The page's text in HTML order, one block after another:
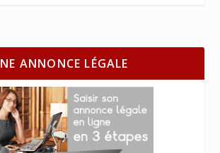
ANNONCE LÉGALE